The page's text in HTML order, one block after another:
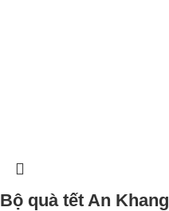
Bộ quà tết An Khang